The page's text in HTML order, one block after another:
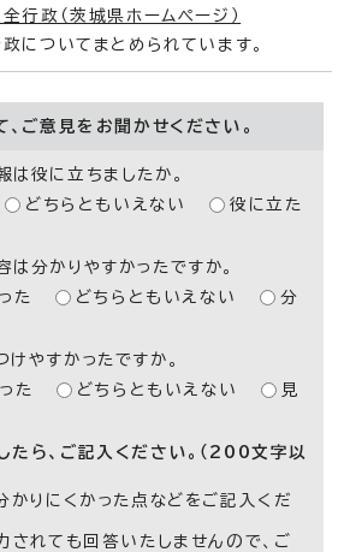
行政（茨城県ホームページ）
についてまとめられています。
、ご意見をお聞かせください。
は役に立ちましたか。
どちらともいえない
役に立た
は分かりやすかったですか。
た
どちらともいえない
分
やすかったですか。
た
どちらともいえない
見
たら、ご記入ください。（200文字以
かりにくかった点などをご記入くだ
されても回答いたしませんので、ご